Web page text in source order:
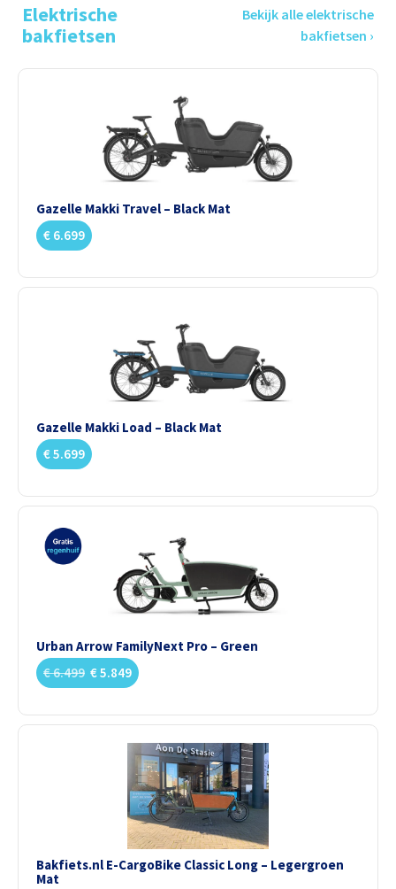
Elektrische
bakfietsen
Bekijk alle elektrische
bakfietsen ›
Gazelle Makki Travel – Black Mat
€ 6.699
Gazelle Makki Load – Black Mat
€5.699
Urban Arrow FamilyNext Pro – Green
€6.499 €5.849
Bakfiets.nl E-CargoBike Classic Long – Legergroen
Mat